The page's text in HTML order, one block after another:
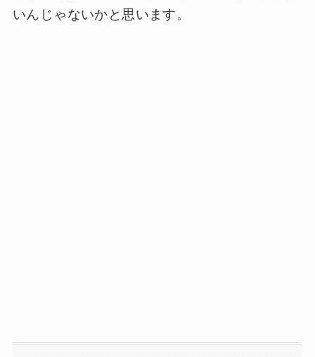
いんじゃないかと思います。